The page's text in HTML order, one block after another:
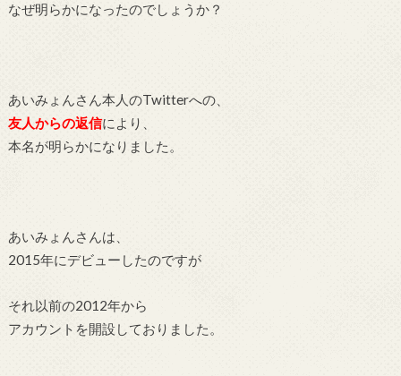
なぜ明らかになったのでしょうか？
あいみょんさん本人のTwitterへの、
友人からの返信により、
本名が明らかになりました。
あいみょんさんは、
2015年にデビューしたのですが
それ以前の2012年から
アカウントを開設しておりました。